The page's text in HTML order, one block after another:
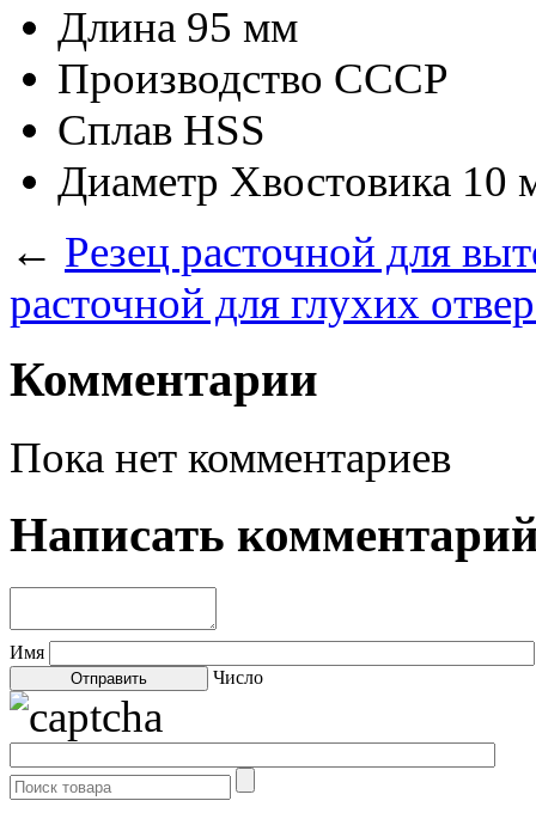
Длина 95 мм
Производство СССР
Сплав HSS
Диаметр Хвостовика 10
← Резец расточной для
расточной для глухих
Комментарии
Пока нет комментариев
Написать
Имя
Число